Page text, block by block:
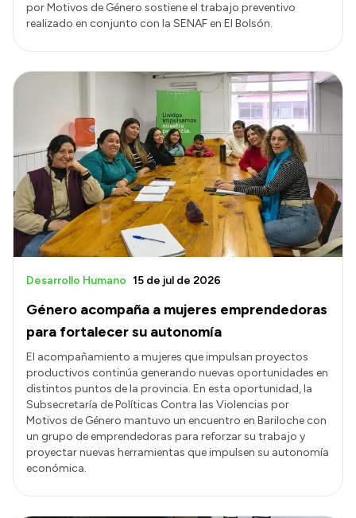
por Motivos de Género sostiene el trabajo preventivo
realizado en conjunto con la SENAF en El Bolsón.
Género acompaña a mujeres emprendedoras
para fortalecer su autonomía
Desarrollo Humano 15 de jul de 2026
El acompañamiento a mujeres que impulsan proyectos
productivos continúa generando nuevas oportunidades en
distintos puntos de la provincia. En esta oportunidad, la
Subsecretaría de Políticas Contra las Violencias por
Motivos de Género mantuvo un encuentro en Bariloche con
un grupo de emprendedoras para reforzar su trabajo y
proyectar nuevas herramientas que impulsen su autonomía
económica.